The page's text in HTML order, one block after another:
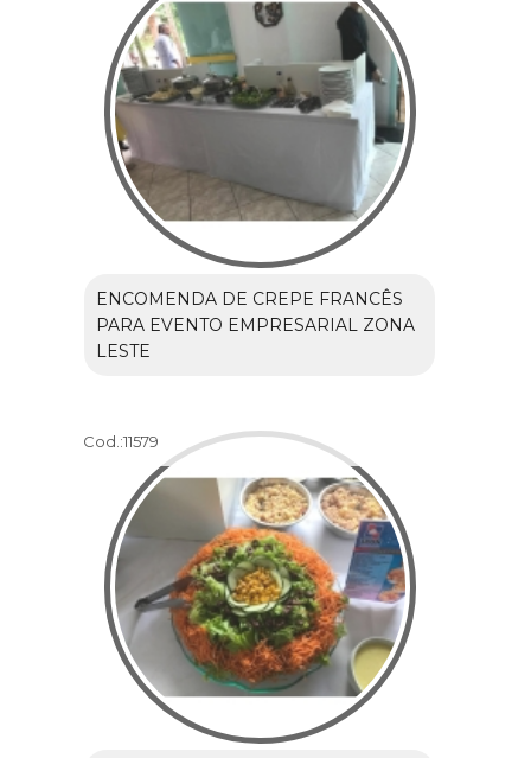
ENCOMENDA DE CREPE FRANCÊS
PARA EVENTO EMPRESARIAL ZONA
LESTE
Cod.:11579